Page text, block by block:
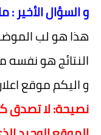
و السؤال الأخير :
هذا هو لب
النتائج هو
و اليكم موقع
نصيحة: لا تصدق كل